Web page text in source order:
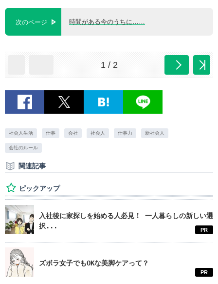
次のページ 時間がある今のうちに……
1 / 2
社会人生活 仕事 会社 社会人 仕事力 新社会人
会社のルール
関連記事
ピックアップ
入社後に家探しを始める人必見！ 一人暮らしの新しい選
択...
PR
ズボラ女子でもOKな美脚ケアって？
PR